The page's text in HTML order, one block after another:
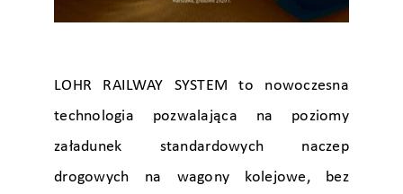
LOHR RAILWAY SYSTEM to nowoczesna
technologia pozwalająca na poziomy
załadunek standardowych naczep
drogowych na wagony kolejowe, bez